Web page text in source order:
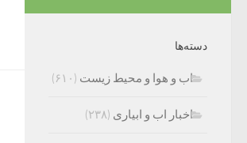
دسته‌ها
اب و هوا و محیط زیست (۶۱۰)
اخبار اب و ابیاری (۲۳۸)